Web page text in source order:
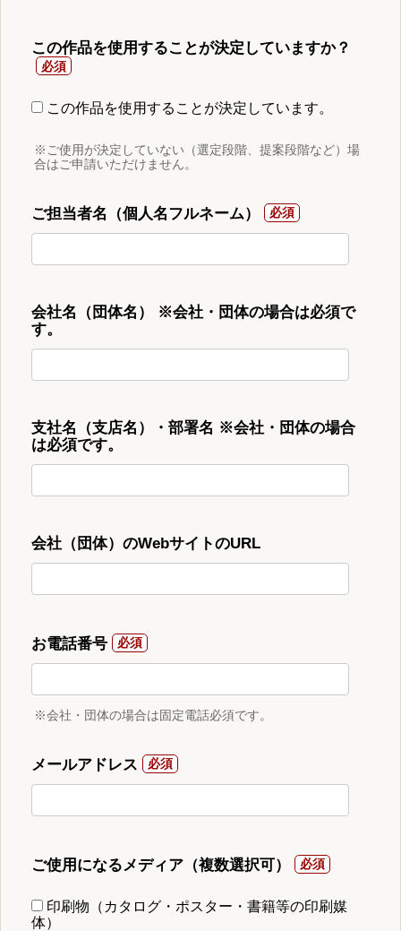
この作品を使用することが決定していますか？
この作品を使用することが決定しています。
※ご使用が決定していない（選定段階、提案段階など）場
合はご申請いただけません。
ご担当者名（個人名フルネーム）
会社名（団体名） ※会社・団体の場合は必須で
す。
支社名（支店名）・部署名 ※会社・団体の場合
は必須です。
会社（団体）のWebサイトのURL
お電話番号
※会社・団体の場合は固定電話必須です。
メールアドレス
ご使用になるメディア（複数選択可）
印刷物（カタログ・ポスター・書籍等の印刷媒
体）